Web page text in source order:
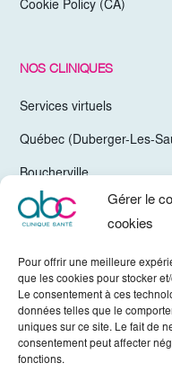
Gérer le
cookies
Pour offrir une meilleure
que les cookies pour stocker
Le consentement à ces
données telles que le
uniques sur ce site. Le fait de
consentement peut affecter
fonctions.
Cookie Policy (CA)
NOS CLINIQUES
Services virtuels
Québec (Duberger-Les-
Boucherville
Trois-Rivières
Valleyfield
Mirabel
Vaudreuil-Dorion